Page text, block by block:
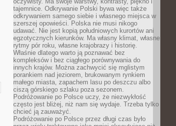
tajemnice. Odkrywanie Polski bywa więc także
odkrywaniem samego siebie i własnego miejsca w
szerszej opowieści. Polska nie musi nikogo
udawać. Nie jest kopią południowych kurortów ani
egzotycznych kierunków. Ma własny klimat, własne
rytmy pór roku, własne krajobrazy i historię.
Właśnie dlatego warto ją poznawać bez
kompleksów i bez ciągłego porównywania do
innych krajów. Można zachwycić się mglistym
porankiem nad jeziorem, brukowanym rynkiem
małego miasta, zapachem lasu po deszczu albo
ciszą górskiego szlaku poza sezonem.
Podróżowanie po Polsce uczy, że niezwykłość
często jest bliżej, niż nam się wydaje. Trzeba tylko
chcieć ją zauważyć.
Podróżowanie po Polsce przez długi czas było